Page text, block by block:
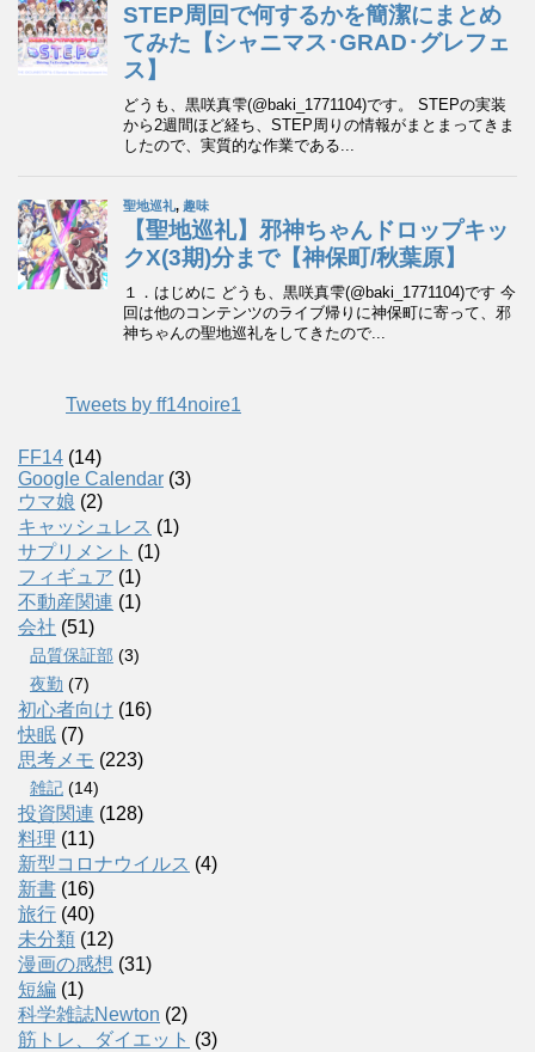
Tweets by ff14noire1
FF14 (14)
Google Calendar (3)
ウマ娘 (2)
キャッシュレス (1)
サプリメント (1)
フィギュア (1)
不動産関連 (1)
会社 (51)
品質保証部 (3)
夜勤 (7)
初心者向け (16)
快眠 (7)
思考メモ (223)
雑記 (14)
投資関連 (128)
料理 (11)
新型コロナウイルス (4)
新書 (16)
旅行 (40)
未分類 (12)
漫画の感想 (31)
短編 (1)
科学雑誌Newton (2)
筋トレ、ダイエット (3)